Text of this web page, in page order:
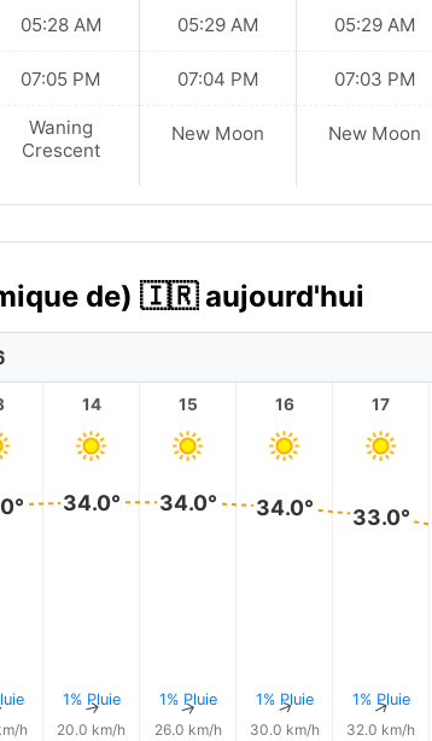
05:28 AM
07:05 PM
Waning
Crescent
05:29 AM
07:04 PM
New Moon
05:29 AM
07:03 PM
New Moon
de) 🇮🇷 aujourd'hui
h
14
34.0°
1% Pluie
↑
20.0 km/h
15
34.0°
1% Pluie
↑
26.0 km/h
16
34.0°
1% Pluie
↑
30.0 km/h
17
33.0°
1% Pluie
↑
32.0 km/h